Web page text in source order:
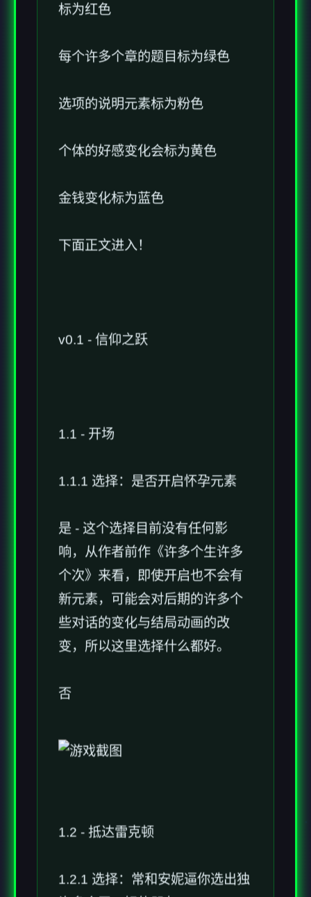
标为红色
每个许多个章的题目标为绿色
选项的说明元素标为粉色
个体的好感变化会标为黄色
金钱变化标为蓝色
下面正文进入！
v0.1 - 信仰之跃
1.1 - 开场
1.1.1 选择：是否开启怀孕元素
是 - 这个选择目前没有任何影
响，从作者前作《许多个生许多
个次》来看，即使开启也不会有
新元素，可能会对后期的许多个
些对话的变化与结局动画的改
变，所以这里选择什么都好。
否
1.2 - 抵达雷克顿
1.2.1 选择：常和安妮逼你选出独